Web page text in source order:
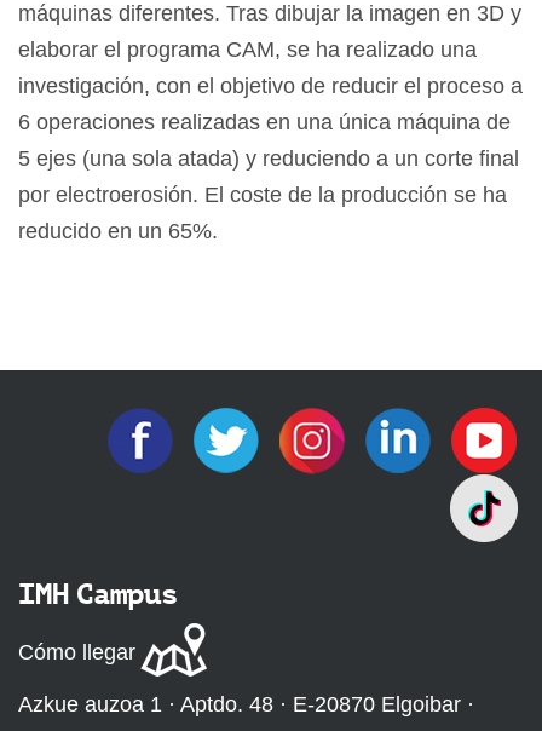
máquinas diferentes. Tras dibujar la imagen en 3D y
elaborar el programa CAM, se ha realizado una
investigación, con el objetivo de reducir el proceso a
6 operaciones realizadas en una única máquina de
5 ejes (una sola atada) y reduciendo a un corte final
por electroerosión. El coste de la producción se ha
reducido en un 65%.
IMH Campus
Cómo llegar
Azkue auzoa 1 · Aptdo. 48 · E-20870 Elgoibar ·